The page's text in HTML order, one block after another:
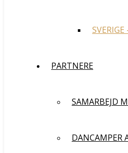
PARTNERE
SAMARBEJD
DANCAMPER